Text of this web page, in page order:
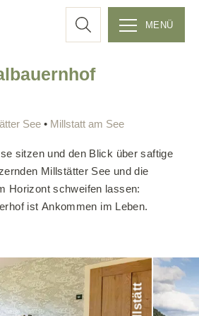
MENÜ
See • Millstatt am See
sitzen und den Blick über saftige
Millstätter See und die
Horizont schweifen lassen:
ist Ankommen im Leben.